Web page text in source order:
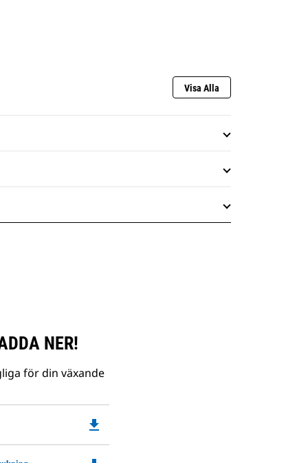
Visa Alla
NER!
för din växande
file_download